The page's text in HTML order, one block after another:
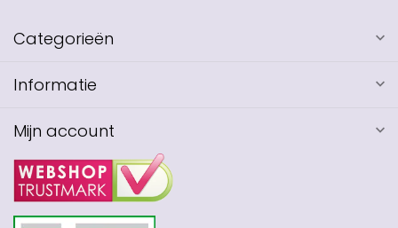
Categorieën
Informatie
Mijn account